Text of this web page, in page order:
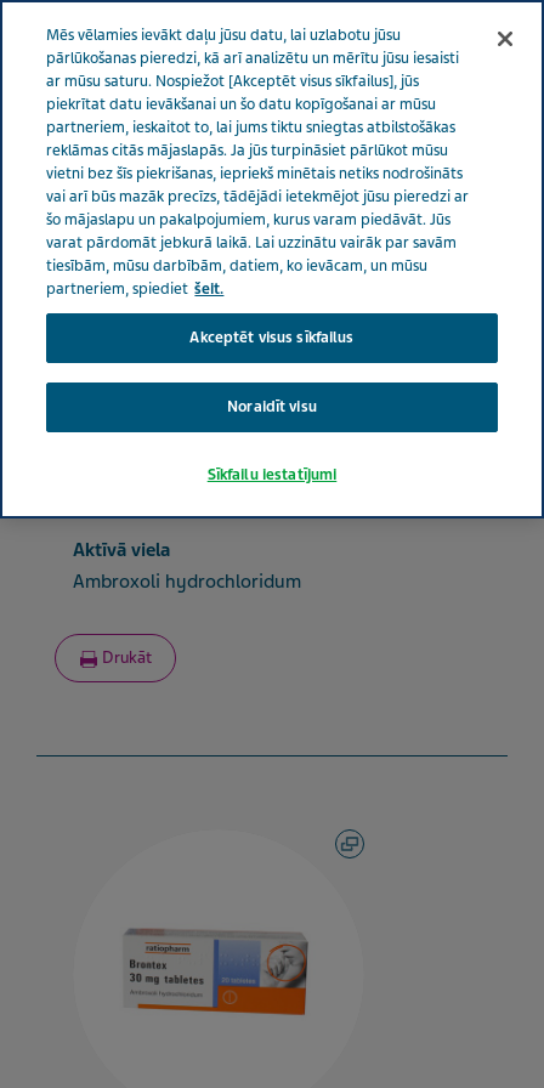
Latvia Produkti Brontex 30 mg tabletes N20
Brontex 30 mg tabletes
N20
ATKRĒPOŠANAS LĪDZEKĻI
Atkrēpošanas līdzekļi
Aktīvā viela
Ambroxoli hydrochloridum
Drukāt
Mēs vēlamies ievākt daļu jūsu datu, lai uzlabotu jūsu
pārlūkošanas pieredzi, kā arī analizētu un mērītu jūsu iesaisti
ar mūsu saturu. Nospiežot [Akceptēt visus sīkfailus], jūs
piekrītat datu ievākšanai un šo datu kopīgošanai ar mūsu
partneriem, ieskaitot to, lai jums tiktu sniegtas atbilstošākas
reklāmas citās mājaslapās. Ja jūs turpināsiet pārlūkot mūsu
vietni bez šīs piekrišanas, iepriekš minētais netiks nodrošināts
vai arī būs mazāk precīzs, tādējādi ietekmējot jūsu pieredzi ar
šo mājaslapu un pakalpojumiem, kurus varam piedāvāt. Jūs
varat pārdomāt jebkurā laikā. Lai uzzinātu vairāk par savām
tiesībām, mūsu darbībām, datiem, ko ievācam, un mūsu
partneriem, spiediet šeit.
Akceptēt visus sīkfailus
Noraidīt visu
Sīkfailu iestatījumi